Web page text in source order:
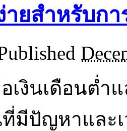
ายสำหรับก
อเงินเดือนต่
ที่มีปัญหาแล